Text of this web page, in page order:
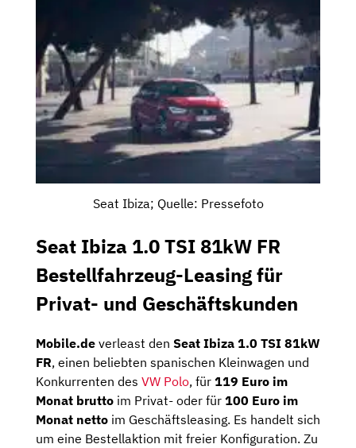
Seat Ibiza; Quelle: Pressefoto
Seat Ibiza 1.0 TSI 81kW FR
Bestellfahrzeug-Leasing für
Privat- und Geschäftskunden
Mobile.de verleast den Seat Ibiza 1.0 TSI 81kW
FR, einen beliebten spanischen Kleinwagen und
Konkurrenten des VW Polo, für 119 Euro im
Monat brutto im Privat- oder für 100 Euro im
Monat netto im Geschäftsleasing. Es handelt sich
um eine Bestellaktion mit freier Konfiguration. Zu